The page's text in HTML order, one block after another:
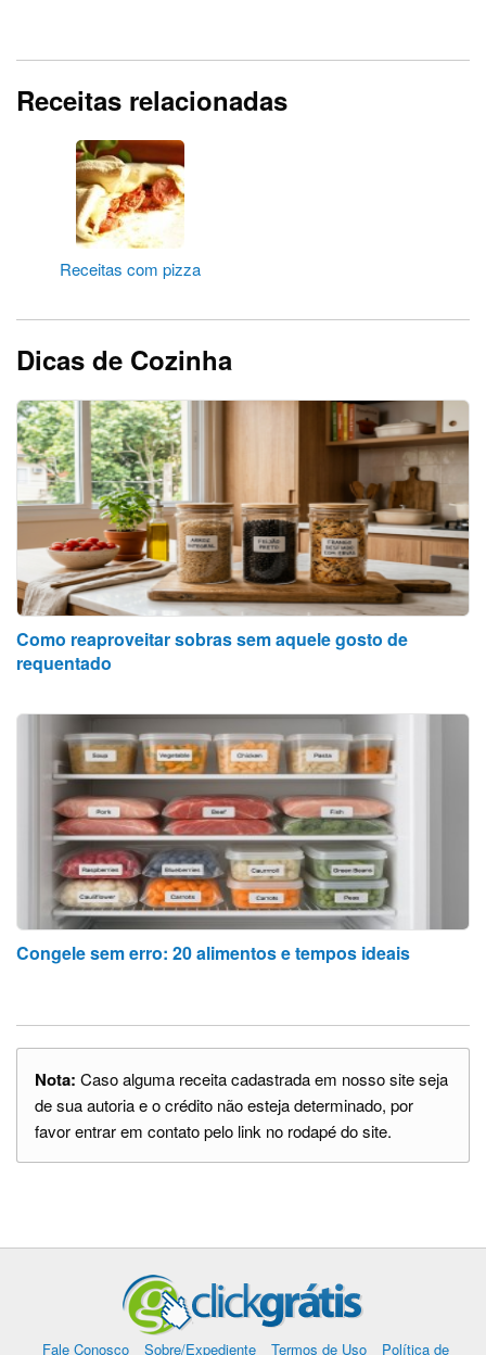
Receitas relacionadas
Receitas com pizza
Dicas de Cozinha
Como reaproveitar sobras sem aquele gosto de
requentado
Congele sem erro: 20 alimentos e tempos ideais
Nota: Caso alguma receita cadastrada em nosso site seja
de sua autoria e o crédito não esteja determinado, por
favor entrar em contato pelo link no rodapé do site.
Fale Conosco Sobre/Expediente Termos de Uso Política de